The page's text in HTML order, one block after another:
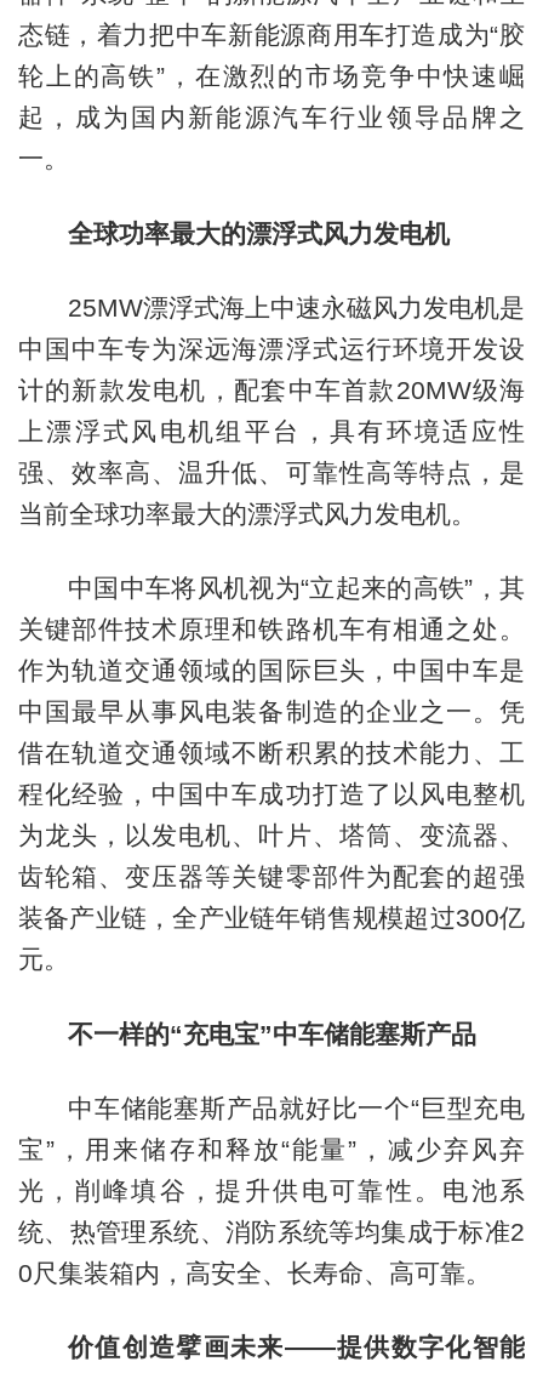
态链，着力把中车新能源商用车打造成为“胶
轮上的高铁”，在激烈的市场竞争中快速崛
起，成为国内新能源汽车行业领导品牌之
一。
全球功率最大的漂浮式风力发电机
25MW漂浮式海上中速永磁风力发电机是
中国中车专为深远海漂浮式运行环境开发设
计的新款发电机，配套中车首款20MW级海
上漂浮式风电机组平台，具有环境适应性
强、效率高、温升低、可靠性高等特点，是
当前全球功率最大的漂浮式风力发电机。
中国中车将风机视为“立起来的高铁”，其
关键部件技术原理和铁路机车有相通之处。
作为轨道交通领域的国际巨头，中国中车是
中国最早从事风电装备制造的企业之一。凭
借在轨道交通领域不断积累的技术能力、工
程化经验，中国中车成功打造了以风电整机
为龙头，以发电机、叶片、塔筒、变流器、
齿轮箱、变压器等关键零部件为配套的超强
装备产业链，全产业链年销售规模超过300亿
元。
不一样的“充电宝”中车储能塞斯产品
中车储能塞斯产品就好比一个“巨型充电
宝”，用来储存和释放“能量”，减少弃风弃
光，削峰填谷，提升供电可靠性。电池系
统、热管理系统、消防系统等均集成于标准2
0尺集装箱内，高安全、长寿命、高可靠。
价值创造擘画未来——提供数字化智能